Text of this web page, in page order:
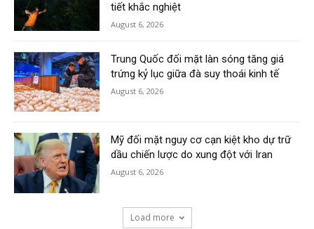
tiết khắc nghiệt
August 6, 2026
Trung Quốc đối mặt làn sóng tăng giá
trứng kỷ lục giữa đà suy thoái kinh tế
August 6, 2026
Mỹ đối mặt nguy cơ cạn kiệt kho dự trữ
dầu chiến lược do xung đột với Iran
August 6, 2026
Load more